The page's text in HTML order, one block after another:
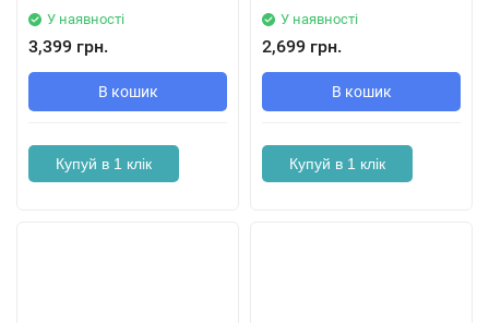
У наявності
3,399 грн.
В кошик
Купуй в 1 клік
У наявності
2,699 грн.
В кошик
Купуй в 1 клік